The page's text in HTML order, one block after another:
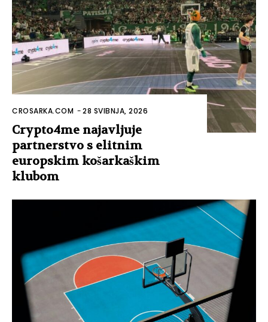
CROSARKA.COM -28 SVIBNJA, 2026
Crypto4me najavljuje
partnerstvo s elitnim
europskim košarkaškim
klubom